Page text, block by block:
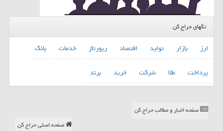
تگهای حراج کن
ارز بازار تولید اقتصاد رپورتاژ خدمات
بانك
پرداخت
طلا شركت خرید برند
صفحه اخبار و مطالب حراج کن
صفحه اصلی حراج کن